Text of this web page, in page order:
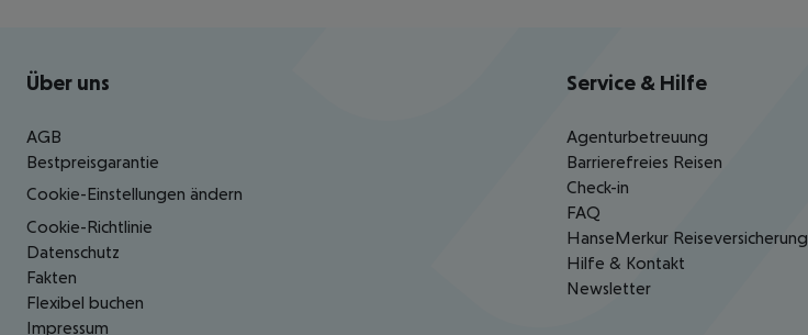
Footer navigation
Über uns
AGB
Bestpreisgarantie
Cookie-Einstellungen ändern
Cookie-Richtlinie
Datenschutz
Fakten
Flexibel buchen
Impressum
Service & Hilfe
Agenturbetreuung
Barrierefreies Reisen
Check-in
FAQ
HanseMerkur Reiseversicherung
Hilfe & Kontakt
Newsletter